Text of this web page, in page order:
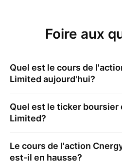
Foire aux
Quel est le cours de
Limited aujourd'hui?
Quel est le ticker boursier
Limited?
Le cours de l'action
est-il en hausse?